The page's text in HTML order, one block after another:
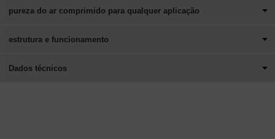
pureza do ar comprimido para qualquer aplicação
estrutura e funcionamento
Dados técnicos